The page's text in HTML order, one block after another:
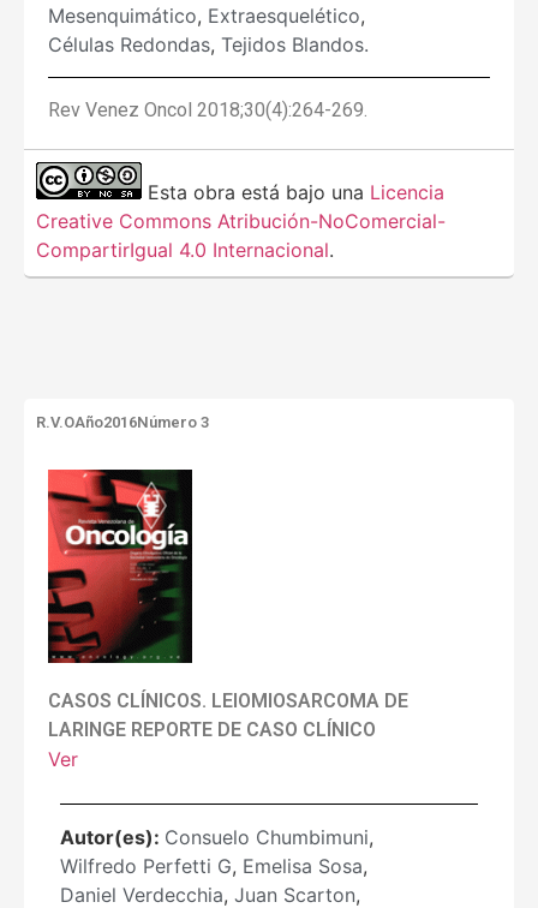
Mesenquimático, Extraesquelético,
Células Redondas, Tejidos Blandos.
Rev Venez Oncol 2018;30(4):264-269.
Esta obra está bajo una Licencia
Creative Commons Atribución-NoComercial-
CompartirIgual 4.0 Internacional.
R.V.OAño2016Número 3
CASOS CLÍNICOS. LEIOMIOSARCOMA DE
LARINGE REPORTE DE CASO CLÍNICO
Ver
Autor(es): Consuelo Chumbimuni,
Wilfredo Perfetti G, Emelisa Sosa,
Daniel Verdecchia, Juan Scarton,